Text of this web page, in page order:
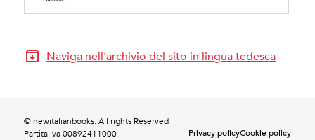
Naviga nell’archivio del sito in lingua tedesca
© newitalianbooks. All rights Reserved
Partita Iva 00892411000
Privacy policyCookie policy